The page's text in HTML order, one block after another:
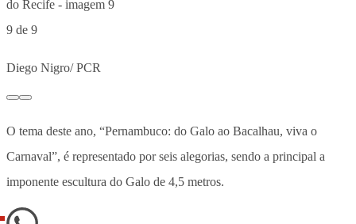
9 de 9
Diego Nigro/ PCR
O tema deste ano, “Pernambuco: do Galo ao Bacalhau, viva o
Carnaval”, é representado por seis alegorias, sendo a principal a
imponente escultura do Galo de 4,5 metros.